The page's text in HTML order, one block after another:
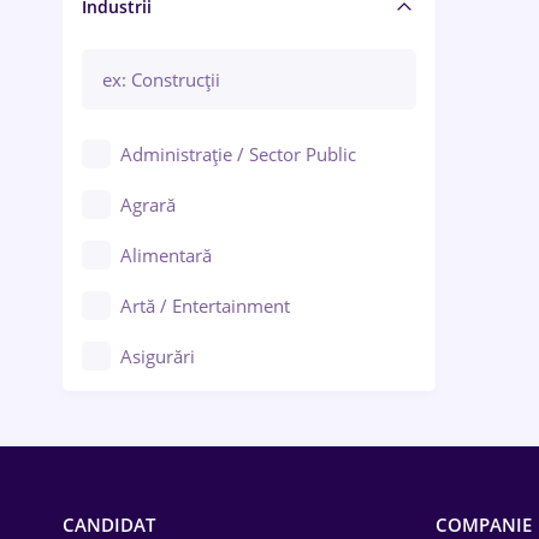
Manager / Executiv
Industrii
Administrație / Sector Public
Agrară
Alimentară
Artă / Entertainment
Asigurări
CANDIDAT COMPANIE